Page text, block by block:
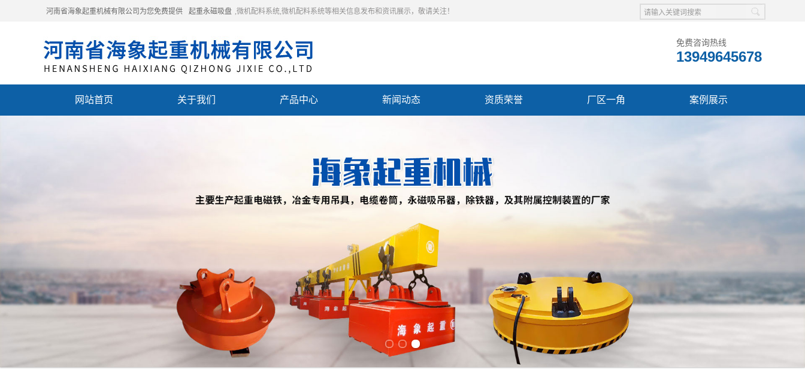
河南省海象起重机械有限公司为您免费提供 起重永磁吸盘 ,微机配料系统,微机配料系统等相关信息发布和资讯展示，敬请关注！
免费咨询热线
13949645678
网站首页 关于我们 产品中心 新闻动态 资质荣誉 厂区一角 案例展示